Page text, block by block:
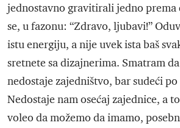
jednostavno gravitirali jedno
se, u fazonu: “Zdravo, ljubavi!”
istu energiju, a nije uvek ista baš
sretnete sa dizajnerima. Smatram
nedostaje zajedništvo, bar sudeći
Nedostaje nam osećaj zajednice, a
voleo da možemo da imamo,